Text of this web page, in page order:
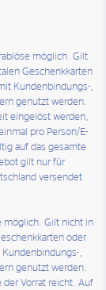
möglich. Gilt
Geschenkkarten
Kundenbindungs-,
genutzt werden.
eingelöst werden,
pro Person/E-
auf das gesamte
gilt nur für
versendet
möglich. Gilt nicht in
oder
,
genutzt werden.
Vorrat reicht. Auf